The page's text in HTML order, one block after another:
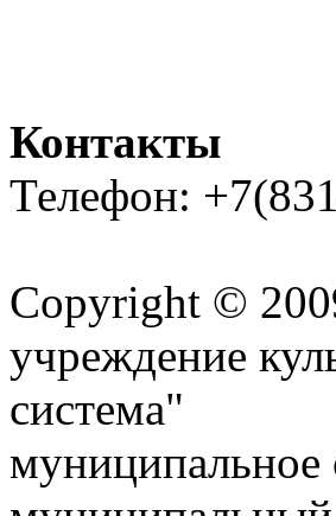
Контакты
Телефон:
Copyright ©
учреждение
система"
муниципальное